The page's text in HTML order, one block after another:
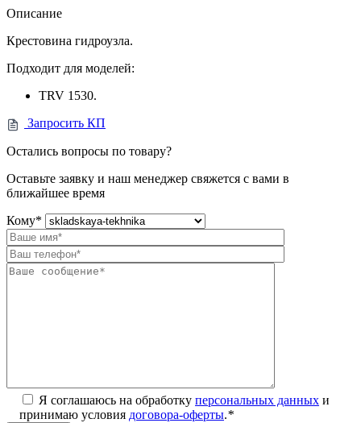
Описание
Крестовина гидроузла.
Подходит для моделей:
TRV 1530.
Запросить КП
Остались вопросы по товару?
Оставьте заявку и наш менеджер свяжется с вами в
ближайшее время
Кому*
Я соглашаюсь на обработку персональных данных и
принимаю условия договора-оферты.*